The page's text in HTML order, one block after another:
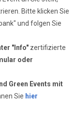
Bitte klicken Sie
und folgen Sie
"Info" zertifizierte
oder
Green Events mit
Sie hier